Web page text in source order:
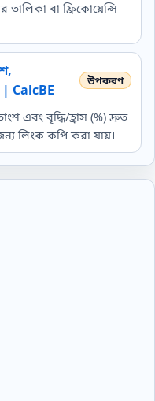
তালিকা বা ফ্রিকোয়েন্সি
| CalcBE
এবং বৃদ্ধি/হ্রাস (%) দ্রুত
লিংক কপি করা যায়।